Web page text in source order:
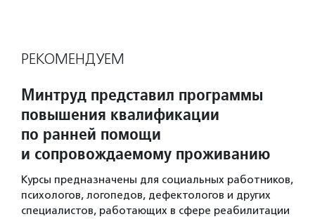
РЕКОМЕНДУЕМ
Минтруд представил программы
повышения квалификации
по ранней помощи
и сопровождаемому проживанию
Курсы предназначены для социальных работников,
психологов, логопедов, дефектологов и других
специалистов, работающих в сфере реабилитации